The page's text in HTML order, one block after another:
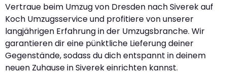
Vertraue beim Umzug von Dresden nach Siverek auf
Koch Umzugsservice und profitiere von unserer
langjährigen Erfahrung in der Umzugsbranche. Wir
garantieren dir eine pünktliche Lieferung deiner
Gegenstände, sodass du dich entspannt in deinem
neuen Zuhause in Siverek einrichten kannst.